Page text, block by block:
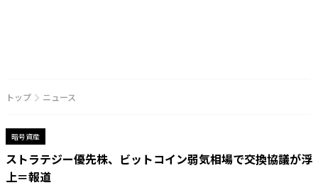
トップ ニュース
暗号資産
ストラテジー優先株、ビットコイン弱気相場で交換協議が浮
上＝報道